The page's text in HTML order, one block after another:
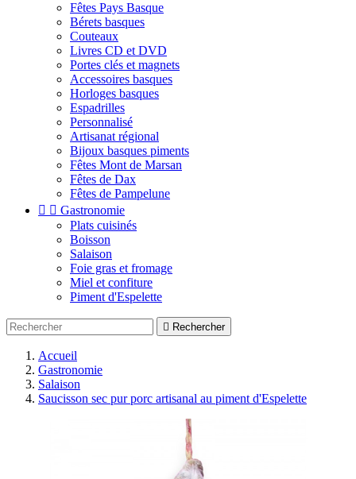
Fêtes Pays Basque
Bérets basques
Couteaux
Livres CD et DVD
Portes clés et magnets
Accessoires basques
Horloges basques
Espadrilles
Personnalisé
Artisanat régional
Bijoux basques piments
Fêtes Mont de Marsan
Fêtes de Dax
Fêtes de Pampelune
  Gastronomie
Plats cuisinés
Boisson
Salaison
Foie gras et fromage
Miel et confiture
Piment d'Espelette
 Rechercher
Accueil
Gastronomie
Salaison
Saucisson sec pur porc artisanal au piment d'Espelette